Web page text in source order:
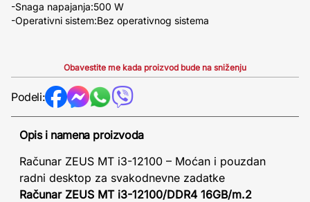
-Snaga napajanja:500 W
-Operativni sistem:Bez operativnog sistema
Obavestite me kada proizvod bude na sniženju
Podeli:
Opis i namena proizvoda
Računar ZEUS MT i3-12100 – Moćan i pouzdan
radni desktop za svakodnevne zadatke
Računar ZEUS MT i3-12100/DDR4 16GB/m.2